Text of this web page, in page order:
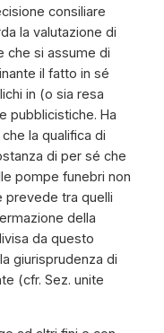
consiliare
la valutazione di
che si assume di
il fatto in sé
in (o sia resa
pubblicistiche. Ha
la qualifica di
di per sé che
pompe funebri non
prevede tra quelli
della
da questo
giurisprudenza di
(cfr. Sez. unite